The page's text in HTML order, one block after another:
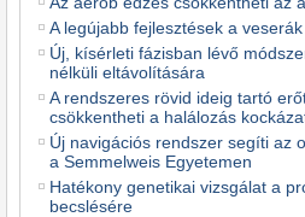
A legújabb fejlesztések a
Új, kísérleti fázisban lévő
nélküli eltávolítására
A rendszeres rövid ideig tartó
csökkentheti a halálozás
Új navigációs rendszer segíti az
a Semmelweis Egyetemen
Hatékony genetikai vizsgálat a
becslésére